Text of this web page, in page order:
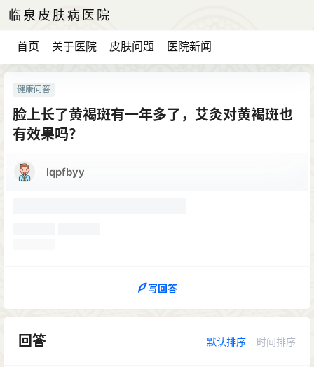
临泉皮肤病医院
首页 关于医院 皮肤问题 医院新闻
健康问答
脸上长了黄褐斑有一年多了，艾灸对黄褐斑也
有效果吗？
lqpfbyy
写回答
回答 默认排序 时间排序